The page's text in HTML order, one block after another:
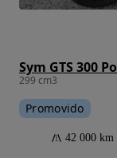
Sym GTS 300
299 cm3
Promovido
42 000 km